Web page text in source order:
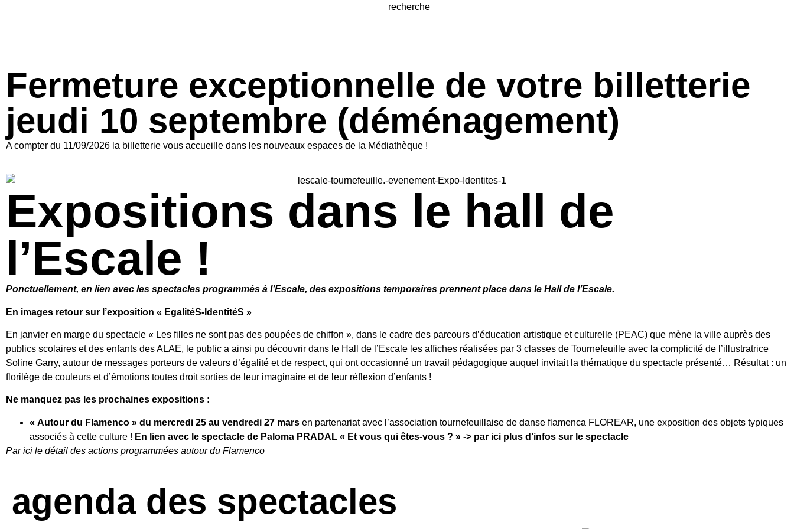
Fermeture exceptionnelle de votre billetterie
jeudi 10 septembre (déménagement)
A compter du 11/09/2026 la billetterie vous accueille dans les nouveaux espaces de la Médiathèque !
Expositions dans le hall de
l’Escale !
Ponctuellement, en lien avec les spectacles programmés à l’Escale, des expositions temporaires prennent place dans le Hall de l’Escale.
En images retour sur l’exposition « EgalitéS-IdentitéS »
En janvier en marge du spectacle « Les filles ne sont pas des poupées de chiffon », dans le cadre des parcours d’éducation artistique et culturelle (PEAC) que mène la ville auprès des
publics scolaires et des enfants des ALAE, le public a ainsi pu découvrir dans le Hall de l’Escale les affiches réalisées par 3 classes de Tournefeuille avec la complicité de l’illustratrice
Soline Garry, autour de messages porteurs de valeurs d’égalité et de respect, qui ont occasionné un travail pédagogique auquel invitait la thématique du spectacle présenté… Résultat : un
florilège de couleurs et d’émotions toutes droit sorties de leur imaginaire et de leur réflexion d’enfants !
Ne manquez pas les prochaines expositions :
« Autour du Flamenco » du mercredi 25 au vendredi 27 mars en partenariat avec l’association tournefeuillaise de danse flamenca FLOREAR, une exposition des objets typiques
associés à cette culture ! En lien avec le spectacle de Paloma PRADAL « Et vous qui êtes-vous ? » -> par ici plus d’infos sur le spectacle
Par ici le détail des actions programmées autour du Flamenco
agenda des spectacles